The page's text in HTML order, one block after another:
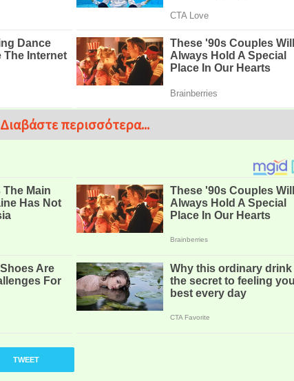
Διαβάστε περισσότερα...
TWEET